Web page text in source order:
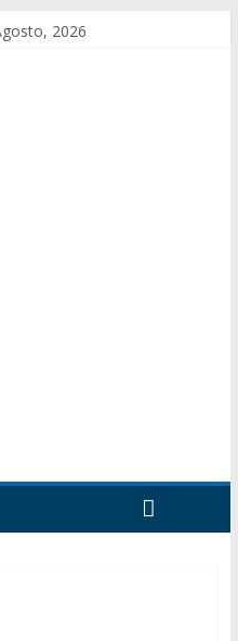
2026